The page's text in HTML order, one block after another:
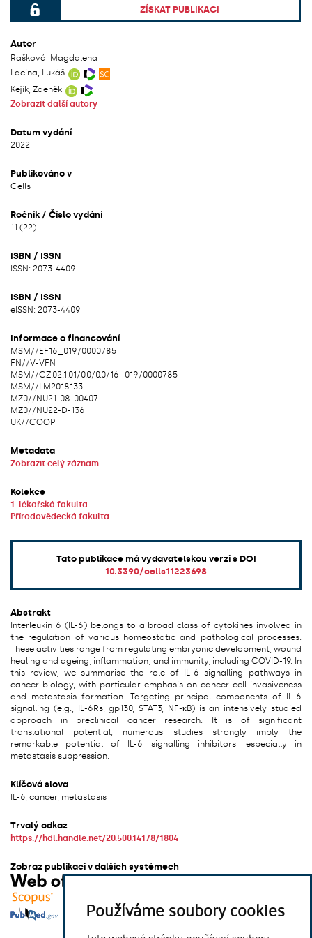
Používáme soubory cookies
File can be accessed. ZÍSKAT PUBLIKACI
Autor
Rašková, Magdalena
Lacina, Lukáš
Kejík, Zdeněk
Zobrazit další autory
Datum vydání
2022
Publikováno v
Cells
Ročník / Číslo vydání
11 (22)
ISBN / ISSN
ISSN: 2073-4409
ISBN / ISSN
eISSN: 2073-4409
Informace o financování
MSM// EF16_019/0000785
FN//V-VFN
MSM//CZ.02.1.01/0.0/0.0/16_019/0000785
MSM// LM2018133
MZ0// NU21-08-00407
MZ0// NU22-D-136
UK//COOP
Metadata
Zobrazit celý záznam
Kolekce
1. lékařská fakulta
Přírodovědecká fakulta
Tato publikace má vydavatelskou verzi s DOI
10.3390/cells11223698
Abstrakt
Interleukin 6 (IL-6) belongs to a broad class of cytokines involved in
the regulation of various homeostatic and pathological processes.
These activities range from regulating embryonic development, wound
healing and ageing, inflammation, and immunity, including COVID-19. In
this review, we summarise the role of IL-6 signalling pathways in
cancer biology, with particular emphasis on cancer cell invasiveness
and metastasis formation. Targeting principal components of IL-6
signalling (e.g., IL-6Rs, gp130, STAT3, NF-κB) is an intensively studied
approach in preclinical cancer research. It is of significant
translational potential; numerous studies strongly imply the
remarkable potential of IL-6 signalling inhibitors, especially in
metastasis suppression.
Klíčová slova
IL-6, cancer, metastasis
Trvalý odkaz
https://hdl.handle.net/20.500.14178/1804
Zobraz publikaci v dalších systémech